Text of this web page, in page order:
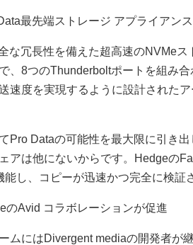
最先端ストレージ アプライアン
な冗長性を備えた超高速のNVMe
、8つのThunderboltポートを組み
速度を実現するように設計された
Pro Dataの可能性を最大限に引き
アは他にないからです。Hedgeの
し、コピーが迅速かつ完全に検証
のAvid コラボレーションが促進
ムにはDivergent mediaの開発者が